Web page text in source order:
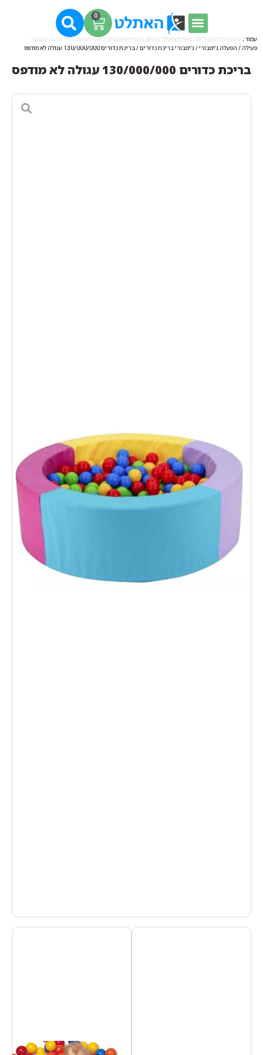
0
עמוד הבית / כל המוצרים / ציוד למפעילי חוגים, סטודיו ומאמנים / חוגי תנועה לגיל הרך והפסקה
פעילה / הפעלה ג'ימבורי/ ג'ימבורי בריכת כדורים/ בריכת כדורים 130/000/000 עגולה לא מודפס
בריכת כדורים 130/000/000 עגולה לא מודפס